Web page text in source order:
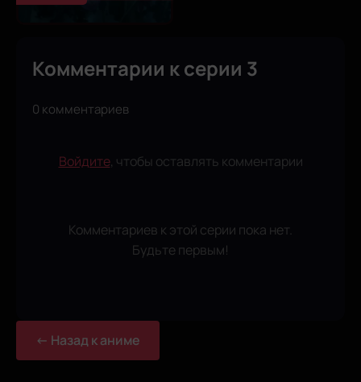
Комментарии к серии 3
0 комментариев
Войдите, чтобы оставлять комментарии
Комментариев к этой серии пока нет.
Будьте первым!
← Назад к аниме